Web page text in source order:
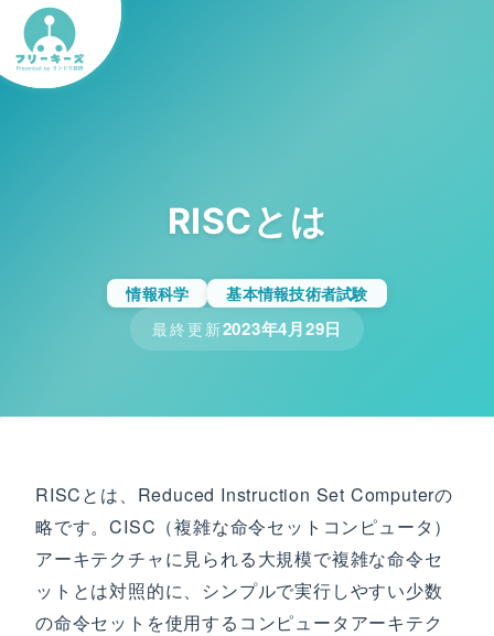
RISCとは
情報科学
基本情報技術者試験
最終更新2023年4月29日
RISCとは、Reduced Instruction Set Computerの
略です。CISC（複雑な命令セットコンピュータ）
アーキテクチャに見られる大規模で複雑な命令セ
ットとは対照的に、シンプルで実行しやすい少数
の命令セットを使用するコンピュータアーキテク